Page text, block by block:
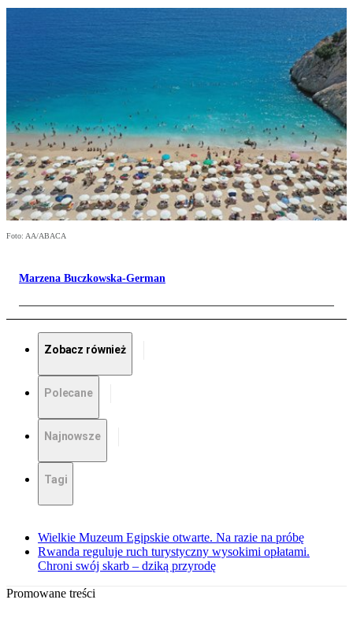
Foto: AA/ABACA
Marzena Buczkowska-German
Zobacz również
Polecane
Najnowsze
Tagi
Wielkie Muzeum Egipskie otwarte. Na razie na próbę
Rwanda reguluje ruch turystyczny wysokimi opłatami.
Chroni swój skarb – dziką przyrodę
Promowane treści